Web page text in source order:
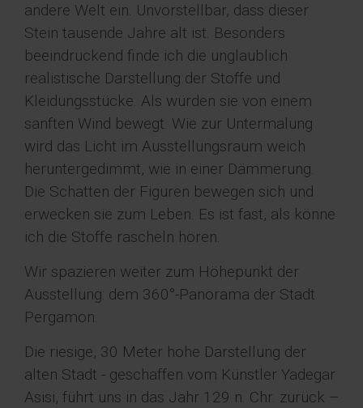
andere Welt ein. Unvorstellbar, dass dieser
Stein tausende Jahre alt ist. Besonders
beeindruckend finde ich die unglaublich
realistische Darstellung der Stoffe und
Kleidungsstücke. Als würden sie von einem
sanften Wind bewegt. Wie zur Untermalung
wird das Licht im Ausstellungsraum weich
heruntergedimmt, wie in einer Dämmerung.
Die Schatten der Figuren bewegen sich und
erwecken sie zum Leben. Es ist fast, als könne
ich die Stoffe rascheln hören.
Wir spazieren weiter zum Höhepunkt der
Ausstellung: dem 360°-Panorama der Stadt
Pergamon.
Die riesige, 30 Meter hohe Darstellung der
alten Stadt - geschaffen vom Künstler Yadegar
Asisi, führt uns in das Jahr 129 n. Chr. zurück –